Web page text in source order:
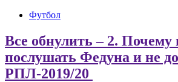
Футбол
Все обнулить – 2. Почему
послушать Федуна и не
РПЛ-2019/20